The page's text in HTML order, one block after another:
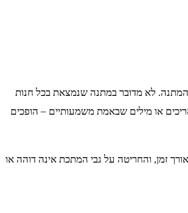
לא מדובר במתנה שנמצאת בכל חנות
או מילים שבאמת משמעותיים – הופכים
זמן, והחריטה על גבי המתכת אינה דוהה או